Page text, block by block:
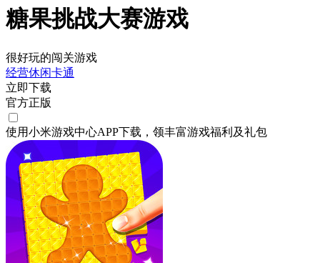
糖果挑战大赛游戏
很好玩的闯关游戏
经营休闲卡通
立即下载
官方正版
使用小米游戏中心APP下载 ，领丰富游戏福利 及礼包